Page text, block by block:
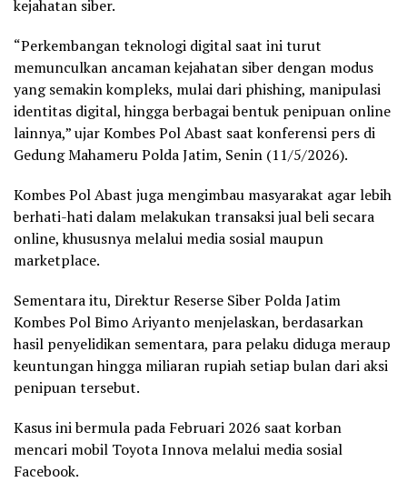
kejahatan siber.
“Perkembangan teknologi digital saat ini turut
memunculkan ancaman kejahatan siber dengan modus
yang semakin kompleks, mulai dari phishing, manipulasi
identitas digital, hingga berbagai bentuk penipuan online
lainnya,” ujar Kombes Pol Abast saat konferensi pers di
Gedung Mahameru Polda Jatim, Senin (11/5/2026).
Kombes Pol Abast juga mengimbau masyarakat agar lebih
berhati-hati dalam melakukan transaksi jual beli secara
online, khususnya melalui media sosial maupun
marketplace.
Sementara itu, Direktur Reserse Siber Polda Jatim
Kombes Pol Bimo Ariyanto menjelaskan, berdasarkan
hasil penyelidikan sementara, para pelaku diduga meraup
keuntungan hingga miliaran rupiah setiap bulan dari aksi
penipuan tersebut.
Kasus ini bermula pada Februari 2026 saat korban
mencari mobil Toyota Innova melalui media sosial
Facebook.